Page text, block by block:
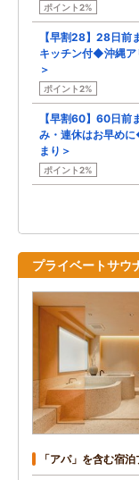
ポイント2%
【早割28】28日
キッチン付◆沖縄ア
＞
ポイント2%
【早割60】60日
み・連休はお早め
まり＞
ポイント2%
プライベートサウ
「アパ」を含む宿